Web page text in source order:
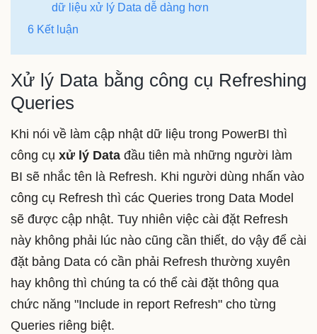
dữ liệu xử lý Data dễ dàng hơn
6 Kết luận
Xử lý Data bằng công cụ Refreshing
Queries
Khi nói về làm cập nhật dữ liệu trong PowerBI thì
công cụ xử lý Data đầu tiên mà những người làm
BI sẽ nhắc tên là Refresh. Khi người dùng nhấn vào
công cụ Refresh thì các Queries trong Data Model
sẽ được cập nhật. Tuy nhiên việc cài đặt Refresh
này không phải lúc nào cũng cần thiết, do vậy để cài
đặt bảng Data có cần phải Refresh thường xuyên
hay không thì chúng ta có thể cài đặt thông qua
chức năng "Include in report Refresh" cho từng
Queries riêng biệt.